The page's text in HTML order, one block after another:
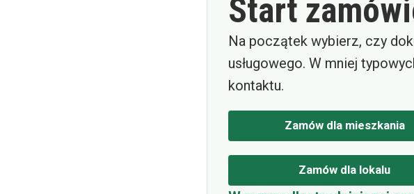
Start
Na początek wybierz, czy
usługowego. W mniej
kontaktu.
Zamów dla mieszkania
Zamów dla lokalu